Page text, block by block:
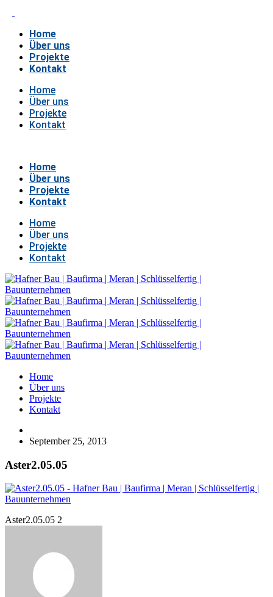
Home
Über uns
Projekte
Kontakt
Home
Über uns
Projekte
Kontakt
Home
Über uns
Projekte
Kontakt
Home
Über uns
Projekte
Kontakt
Home
Über uns
Projekte
Kontakt
September 25, 2013
Aster2.05.05
Aster2.05.05 2